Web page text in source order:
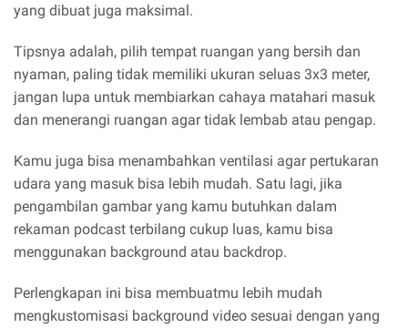
yang dibuat juga maksimal.
Tipsnya adalah, pilih tempat ruangan yang bersih dan
nyaman, paling tidak memiliki ukuran seluas 3x3 meter,
jangan lupa untuk membiarkan cahaya matahari masuk
dan menerangi ruangan agar tidak lembab atau pengap.
Kamu juga bisa menambahkan ventilasi agar pertukaran
udara yang masuk bisa lebih mudah. Satu lagi, jika
pengambilan gambar yang kamu butuhkan dalam
rekaman podcast terbilang cukup luas, kamu bisa
menggunakan background atau backdrop.
Perlengkapan ini bisa membuatmu lebih mudah
mengkustomisasi background video sesuai dengan yang